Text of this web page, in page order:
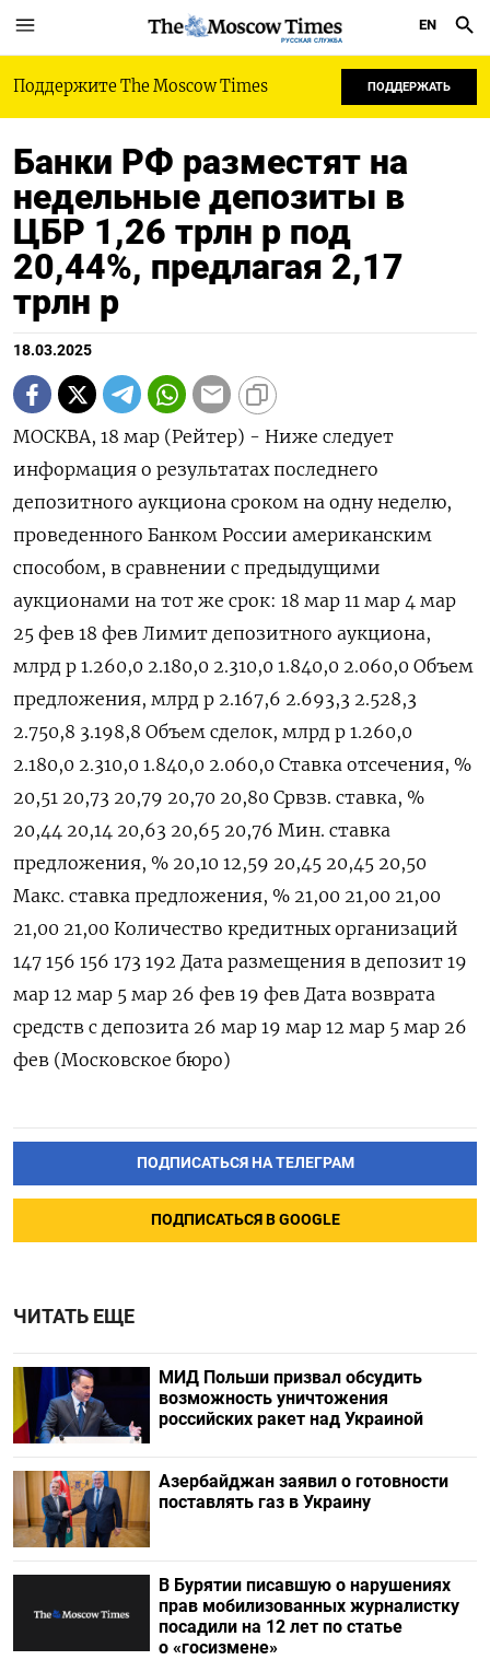
РУССКАЯ СЛУЖБА
EN
Поддержите The Moscow Times ПОДДЕРЖАТЬ
Банки РФ разместят на
недельные депозиты в
ЦБР 1,26 трлн р под
20,44%, предлагая 2,17
трлн р
18.03.2025
МОСКВА, 18 мар (Рейтер) - Ниже следует
информация о результатах последнего
депозитного аукциона сроком на одну неделю,
проведенного Банком России американским
способом, в сравнении с предыдущими
аукционами на тот же срок: 18 мар 11 мар 4 мар
25 фев 18 фев Лимит депозитного аукциона,
млрд р 1.260,0 2.180,0 2.310,0 1.840,0 2.060,0 Объем
предложения, млрд р 2.167,6 2.693,3 2.528,3
2.750,8 3.198,8 Объем сделок, млрд р 1.260,0
2.180,0 2.310,0 1.840,0 2.060,0 Ставка отсечения, %
20,51 20,73 20,79 20,70 20,80 Срвзв. ставка, %
20,44 20,14 20,63 20,65 20,76 Мин. ставка
предложения, % 20,10 12,59 20,45 20,45 20,50
Макс. ставка предложения, % 21,00 21,00 21,00
21,00 21,00 Количество кредитных организаций
147 156 156 173 192 Дата размещения в депозит 19
мар 12 мар 5 мар 26 фев 19 фев Дата возврата
средств с депозита 26 мар 19 мар 12 мар 5 мар 26
фев (Московское бюро)
ПОДПИСАТЬСЯ НА ТЕЛЕГРАМ
ПОДПИСАТЬСЯ В GOOGLE
ЧИТАТЬ ЕЩЕ
МИД Польши призвал обсудить
возможность уничтожения
российских ракет над Украиной
Азербайджан заявил о готовности
поставлять газ в Украину
В Бурятии писавшую о нарушениях
прав мобилизованных журналистку
посадили на 12 лет по статье
о «госизмене»